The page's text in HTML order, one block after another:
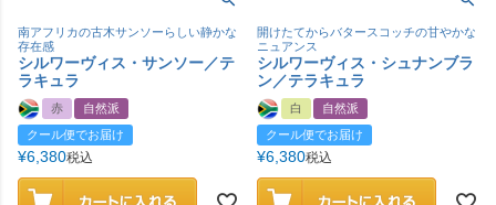
南アフリカの古木サンソーらしい静かな
存在感
シルワーヴィス・サンソー／テ
ラキュラ
赤
自然派
クール便でお届け
¥6,380税込
開けたてからバタースコッチの甘やかな
ニュアンス
シルワーヴィス・シュナンブラ
ン／テラキュラ
白
自然派
クール便でお届け
¥6,380税込